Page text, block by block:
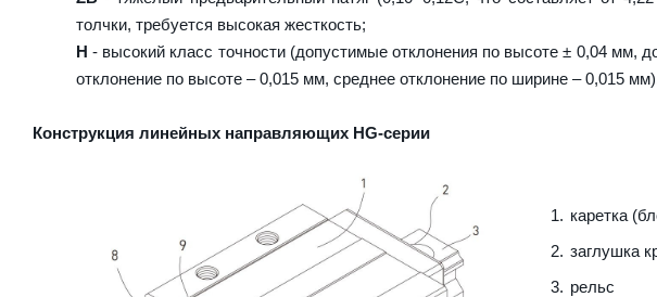
толчки, требуется высокая жесткость;
H - высокий класс точности (допустимые отклонения по высоте ± 0,04 мм,
отклонение по высоте – 0,015 мм, среднее отклонение по ширине – 0,015
Конструкция линейных направляющих HG-серии
каретка
заглушка
рельс